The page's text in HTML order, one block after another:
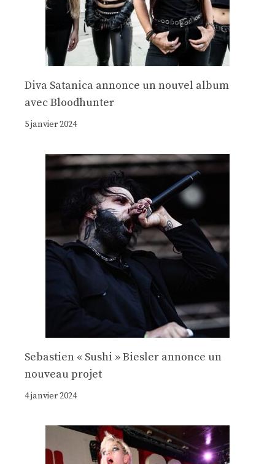
Diva Satanica annonce un nouvel album
avec Bloodhunter
5 janvier 2024
Sebastien « Sushi » Biesler annonce un
nouveau projet
4 janvier 2024